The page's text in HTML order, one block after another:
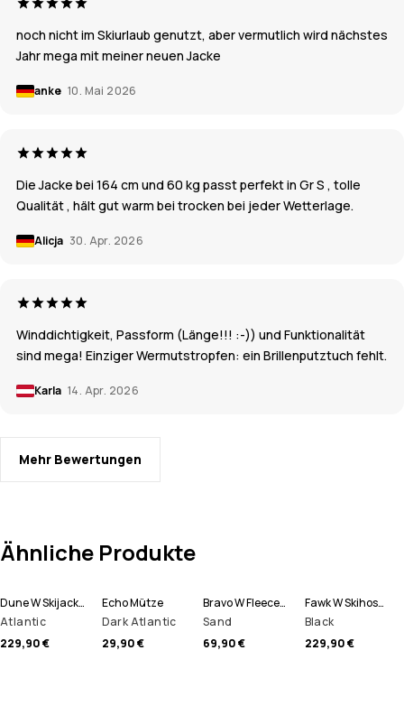
noch nicht im Skiurlaub genutzt, aber vermutlich wird nächstes
Jahr mega mit meiner neuen Jacke
anke 10. Mai 2026
Die Jacke bei 164 cm und 60 kg passt perfekt in Gr S , tolle
Qualität , hält gut warm bei trocken bei jeder Wetterlage.
Alicja 30. Apr. 2026
Winddichtigkeit, Passform (Länge!!! :-)) und Funktionalität
sind mega! Einziger Wermutstropfen: ein Brillenputztuch fehlt.
Karla 14. Apr. 2026
Mehr Bewertungen
Ähnliche Produkte
Dune W Skijacke Damen
Atlantic
229,90 €
Echo Mütze
Dark Atlantic
29,90 €
Bravo W Fleecepullover Damen
Sand
69,90 €
Fawk W Skihose Damen
Black
229,90 €